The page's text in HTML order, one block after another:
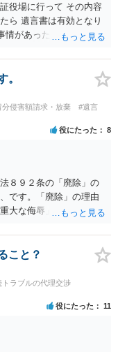
役場に行って その内容
ら 遺言書は有効となり
情があったことが証明で
こにいたら殺される」
出来ない。俺は携帯電
は聞かなくて良い」と
毒が入っている」「体
です。 当時の診療記
士に面談で相談された
。
分侵害額請求・放棄
#遺言
役にたった 8
８９２条の「廃除」の
です。「廃除」の理由
大な侮辱」を受けた
。 弁護士に具体的な事
に法律相談を受けるこ
こと？
トラブルの代理交渉
役にたった 11